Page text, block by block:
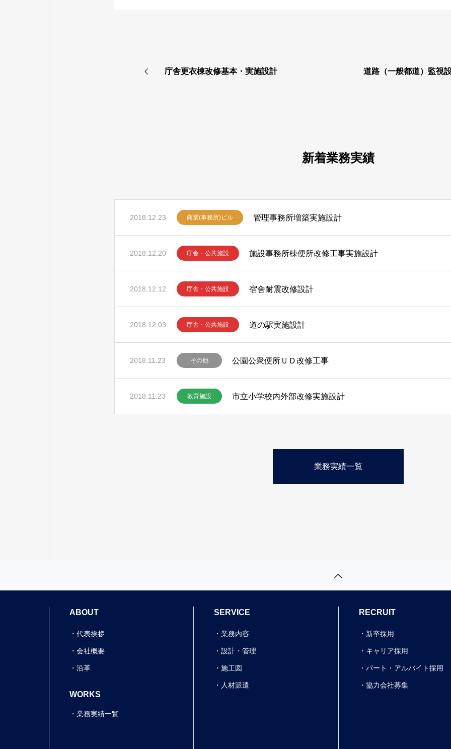
庁舎更衣棟改修基本・実施設計 道路（一般都道）監視
新着業務実績
2018.12.23 商業(事務所)ビル 管理事務所増築実施設計
2018.12.20 庁舎・公共施設 施設事務所棟便所改修工事実施設計
2018.12.12 庁舎・公共施設 宿舎耐震改修設計
2018.12.03 庁舎・公共施設 道の駅実施設計
2018.11.23 その他 公園公衆便所ＵＤ改修工事
2018.11.23 教育施設 市立小学校内外部改修実施設計
業務実績一覧
ABOUT
代表挨拶
会社概要
沿革
WORKS
業務実績一覧
SERVICE
業務内容
設計・管理
施工図
人材派遣
RECRUIT
新卒採用
キャリア採用
パート・アルバイト採用
協力会社募集